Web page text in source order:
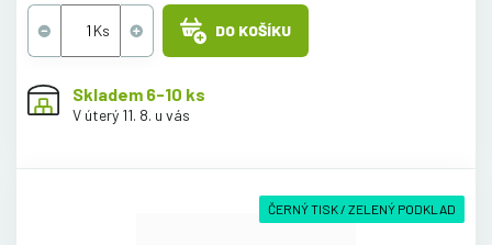
DO KOŠÍKU
Skladem 6-10 ks
V úterý 11. 8. u vás
ČERNÝ TISK / ZELENÝ PODKLAD